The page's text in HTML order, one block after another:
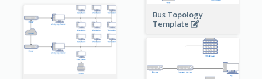
Bus Topology
Template